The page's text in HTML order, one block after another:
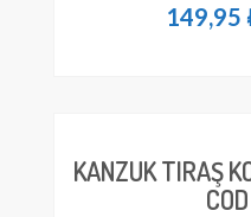
149,95
KANZUK TIRAŞ